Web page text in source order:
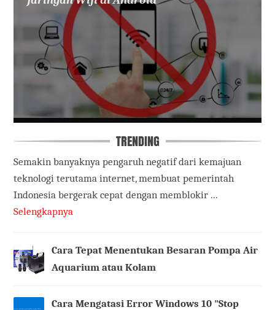
TRENDING
Semakin banyaknya pengaruh negatif dari kemajuan
teknologi terutama internet, membuat pemerintah
Indonesia bergerak cepat dengan memblokir ...
Selengkapnya
Cara Tepat Menentukan Besaran Pompa Air
Aquarium atau Kolam
Cara Mengatasi Error Windows 10 "Stop